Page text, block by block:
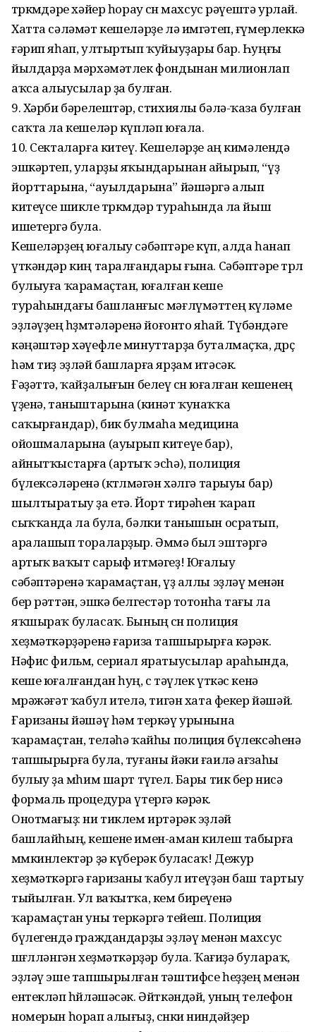
төркөмдәре хәйер һорау өсөн махсус рәүештә урлай.
Хатта сәләмәт кешеләрҙе лә имгәтеп, ғүмерлеккә
ғәрип яһап, ултыртып ҡуйыуҙары бар. Һуңғы
йылдарҙа мәрхәмәтлек фондынан милионлап
аҡса алыусылар ҙа булған.
9. Хәрби бәрелештәр, стихиялы бәлә-ҡаза булған
саҡта ла кешеләр күпләп юғала.
10. Секталарға китеү. Кешеләрҙе аң кимәлендә
эшкәртеп, уларҙы яҡындарынан айырып, “үҙ
йорттарына, “ауылдарына” йәшәргә алып
китеүсе шикле төркөмдәр тураһында ла йыш
ишетергә була.
Кешеләрҙең юғалыу сәбәптәре күп, алда һанап
үткәндәр киң таралғандары ғына. Сәбәптәре төрлө
булыуға ҡарамаҫтан, юғалған кеше
тураһындағы башланғыс мәғлүмәттең күләме
эҙләүҙең һөҙөмтәләренә йоғонто яһай. Түбәндәге
кәңәштәр хәүефле минуттарҙа буталмаҫҡа, дөрөҫ
һәм тиҙ эҙләй башларға ярҙам итәсәк.
Ғәҙәттә, ҡайҙалығын белеү өсөн юғалған кешенең
үҙенә, таныштарына (кинәт ҡунаҡҡа
саҡырғандар), бик булмаһа медицина
ойошмаларына (ауырып китеүе бар),
айнытҡыстарға (артыҡ эсһә), полиция
бүлексәләренә (көтөлмәгән хәлгә тарыуы бар)
шылтыратыу ҙа етә. Йорт тирәһен ҡарап
сыҡҡанда ла була, бәлки танышын осратып,
аралашып тораларҙыр. Әммә был эштәргә
артыҡ ваҡыт сарыф итмәгеҙ! Юғалыу
сәбәптәренә ҡарамаҫтан, үҙ аллы эҙләү менән
бер рәттән, эшкә белгестәр тотонһа тағы ла
яҡшыраҡ буласаҡ. Бының өсөн полиция
хеҙмәткәрҙәренә ғариза тапшырырға кәрәк.
Нәфис фильм, сериал яратыусылар араһында,
кеше юғалғандан һуң, өс тәүлек үткәс кенә
мөрәжәғәт ҡабул ителә, тигән хата фекер йәшәй.
Ғаризаны йәшәү һәм теркәү урынына
ҡарамаҫтан, теләһә ҡайһы полиция бүлексәһенә
тапшырырға була, туғаны йәки ғаилә ағзаһы
булыу ҙа мөһим шарт түгел. Бары тик бер нисә
формаль процедура үтергә кәрәк.
Онотмағыҙ: ни тиклем иртәрәк эҙләй
башлайһың, кешене имен-аман килеш табырға
мөмкинлектәр ҙә күберәк буласаҡ! Дежур
хеҙмәткәргә ғаризаны ҡабул итеүҙән баш тартыу
тыйылған. Ул ваҡытҡа, кем биреүенә
ҡарамаҫтан уны теркәргә тейеш. Полиция
бүлегендә граждандарҙы эҙләү менән махсус
шөғөлләнгән хеҙмәткәрҙәр була. Ҡағиҙә булараҡ,
эҙләү эше тапшырылған тәштифсе һеҙҙең менән
ентекләп һөйләшәсәк. Әйткәндәй, уның телефон
номерын һорап алығыҙ, сөнки ниндәйҙер